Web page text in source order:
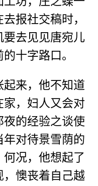
报社交稿时，
要去见见唐宛儿
十字路口。
起来，他不知道
，妇人又会对
夜的经验之谈使
对待景雪荫的
况，他想起了
懊丧着自己越